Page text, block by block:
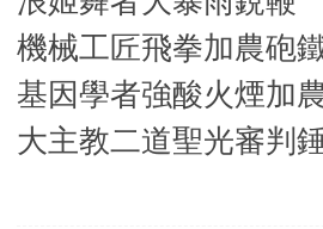
機械工匠飛拳加農砲
基因學者強酸火煙加
大主教二道聖光審判